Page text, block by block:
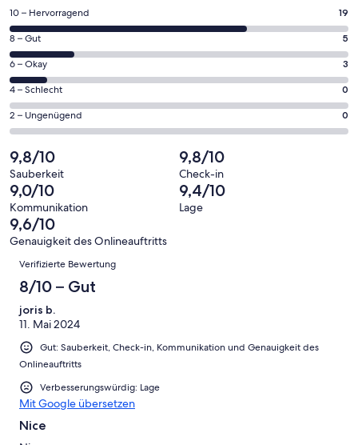
einem
neuen
Fenster
geöffnet
19
von
insgesamt
27
Gästebewertungen
haben
eine
Bewertung
von
10
-
Hervorragend
10 – Hervorragend 19
5
von
insgesamt
27
Gästebewertungen
haben
Bewertung
von
8
-
Gut
8 – Gut 5
3
von
insgesamt
27
Gästebewertungen
haben
eine
Bewertung
von
6
-
Okay
6 – Okay 3
0
von
insgesamt
Gästebewertungen
haben
eine
Bewertung
von
4
4 – Schlecht 0
0
von
insgesamt
27
Gästebewertungen
haben
eine
Bewertung
2 – Ungenügend 0
9,8/10
Sauberkeit
9,8/10
Check-in
9,0/10
Kommunikation
9,4/10
Lage
9,6/10
Genauigkeit des Onlineauftritts
Bewertungen
Verifizierte Bewertung
8/10 – Gut
joris b.
11. Mai 2024
Gut: Sauberkeit, Check-in, Kommunikation und Genauigkeit des
Onlineauftritts
Verbesserungswürdig: Lage
Mit Google übersetzen
Nice